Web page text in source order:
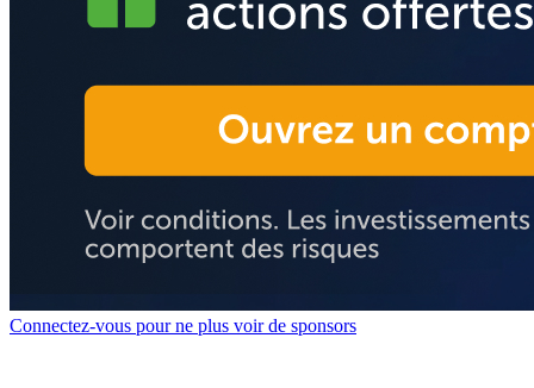
Connectez-vous pour ne plus voir de sponsors